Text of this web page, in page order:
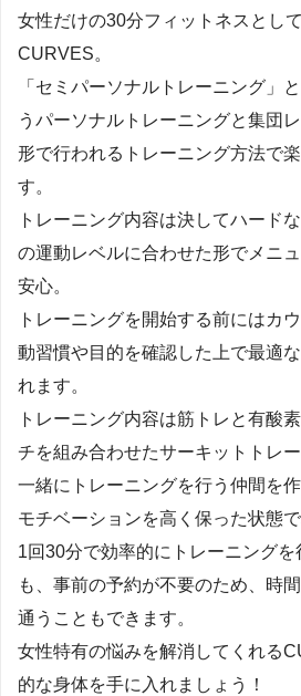
女性だけの30分フィットネスとし
CURVES。
「セミパーソナルトレーニング」
うパーソナルトレーニングと集団
形で行われるトレーニング方法で
す。
トレーニング内容は決してハード
の運動レベルに合わせた形でメニ
安心。
トレーニングを開始する前にはカ
動習慣や目的を確認した上で最適
れます。
トレーニング内容は筋トレと有酸
チを組み合わせたサーキットトレ
一緒にトレーニングを行う仲間を
モチベーションを高く保った状態で
1回30分で効率的にトレーニング
も、事前の予約が不要のため、時
通うこともできます。
女性特有の悩みを解消してくれる
的な身体を手に入れましょう！